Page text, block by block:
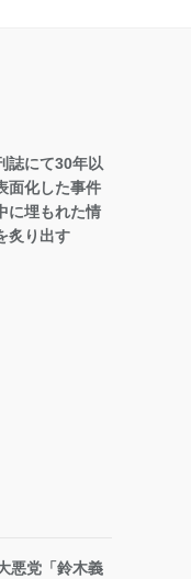
誌にて30年以
面化した事件
に埋もれた情
炙り出す
悪党「鈴木義